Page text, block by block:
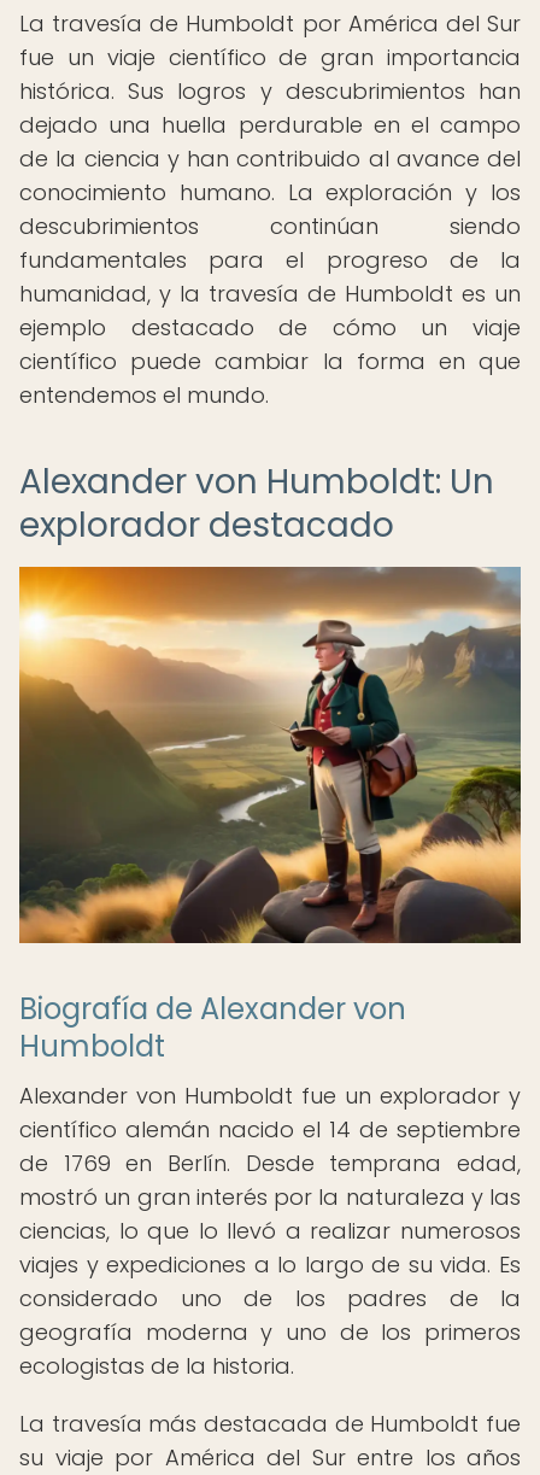
La travesía de Humboldt por América del Sur
fue un viaje científico de gran importancia
histórica. Sus logros y descubrimientos han
dejado una huella perdurable en el campo
de la ciencia y han contribuido al avance del
conocimiento humano. La exploración y los
descubrimientos continúan siendo
fundamentales para el progreso de la
humanidad, y la travesía de Humboldt es un
ejemplo destacado de cómo un viaje
científico puede cambiar la forma en que
entendemos el mundo.
Alexander von Humboldt: Un
explorador destacado
Biografía de Alexander von
Humboldt
Alexander von Humboldt fue un explorador y
científico alemán nacido el 14 de septiembre
de 1769 en Berlín. Desde temprana edad,
mostró un gran interés por la naturaleza y las
ciencias, lo que lo llevó a realizar numerosos
viajes y expediciones a lo largo de su vida. Es
considerado uno de los padres de la
geografía moderna y uno de los primeros
ecologistas de la historia.
La travesía más destacada de Humboldt fue
su viaje por América del Sur entre los años